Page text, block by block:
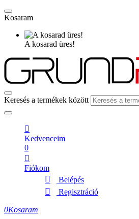
Kosaram
A kosarad üres!
Keresés a termékek között
Kedvenceim
0
Fiókom
Belépés
Regisztráció
0Kosaram